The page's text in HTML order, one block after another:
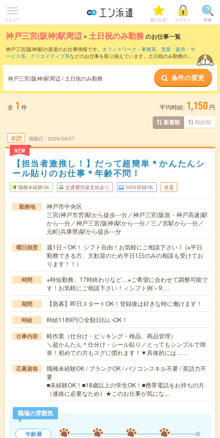
メニュー 気になる! ログイン 検索
神戸三宮(阪神)駅周辺 ×土日祝のみ勤務のお仕事一覧
神戸三宮(阪神)駅の派遣のお仕事情報です。 オフィスワーク・事務系、 営業・販売・サ
ービス系、 クリエイティブ系などのお仕事を取り揃えています。土日祝のみ勤務の条
神戸三宮(阪神)駅周辺 / 土日祝のみ勤務 条件の変更
全 1 件 平均時給: 1,150 円
新着順 時給順
未読
NEW
掲載日 2026/08/07
【担当者激推し！】だって超簡単＊かんたんシ
ール貼りのお仕事＊年齢不問！
職種未経験OK 交通費別途支給あり WEB登録OK 派遣
勤務地
神戸市中央区
三宮(神戸市営)駅から徒歩---分／神戸三宮(阪急・神戸高速)駅
から---分／神戸三宮(阪神)駅から---分／三ノ宮駅から---分／
元町(兵庫県)駅から徒歩---分
曜日頻度
週1日～OK！ シフト自由！お気軽にご相談下さい！ (※平日
勤務できる方、大歓迎のため平日1日のみの相談も受けてお
ります！！）
時間
※時短勤務、17時終わりなど…※ご希望に合わせて調整可能で
す！お気軽にご相談下さい！＜シフト例＞9:…
期間 【急募】即日スタートOK！登録後は好きな時に働けます！
時給 時給1189円◎全額日払いOK！
仕事内容
軽作業（仕分け・ピッキング・検品、商品管理）
＼超かんたん＊仕分け・シール貼り／とってもシンプルで簡
単！初めての方もスグに慣れます！▼具体的には……
応募資格
職種未経験OK / ブランクOK / パソコンスキル不要 / 英語力不
要
■未経験OK！■18歳以上の学生OK！■携帯電話をお持ちの方
（連絡に必要なため）★このお仕事が気にな…
職場の雰囲気
年齢層